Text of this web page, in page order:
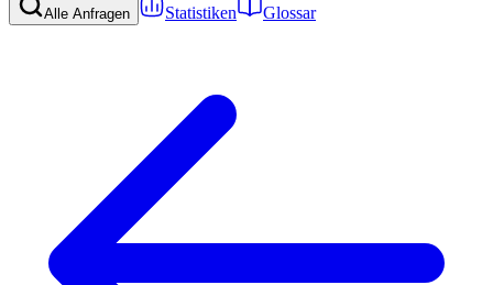
Alle Anfragen Statistiken Glossar